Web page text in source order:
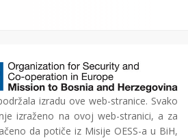
izradu ove web-stranice. Svako
izraženo na ovoj web-stranici, a za
da potiče iz Misije OESS-a u BiH,